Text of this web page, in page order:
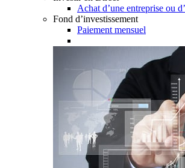
Achat d’une entreprise ou
Fond d’investissement
Paiement mensuel